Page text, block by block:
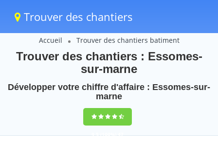
Trouver des chantiers
Accueil Trouver des chantiers batiment
Trouver des chantiers : Essomes-
sur-marne
Développer votre chiffre d'affaire : Essomes-sur-
marne
9,5(100%)47